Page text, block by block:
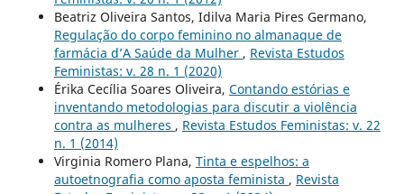
Beatriz Oliveira Santos, Idilva Maria Pires Germano,
Regulação do corpo feminino no almanaque de
farmácia d’A Saúde da Mulher , Revista Estudos
Feministas: v. 28 n. 1 (2020)
Érika Cecília Soares Oliveira, Contando estórias e
inventando metodologias para discutir a violência
contra as mulheres , Revista Estudos Feministas: v. 22
n. 1 (2014)
Virginia Romero Plana, Tinta e espelhos: a
autoetnografia como aposta feminista , Revista